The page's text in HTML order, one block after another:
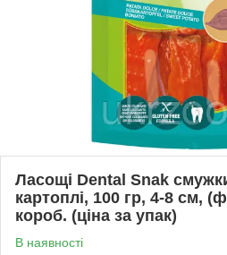
Ласощі Dental Snak
картоплі, 100 гр, 4-8 см,
короб. (ціна за упак)
В наявності